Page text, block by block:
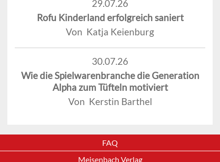
29.07.26
Rofu Kinderland erfolgreich saniert
Von Katja Keienburg
30.07.26
Wie die Spielwarenbranche die Generation
Alpha zum Tüfteln motiviert
Von Kerstin Barthel
FAQ
Meisenbach Verlag